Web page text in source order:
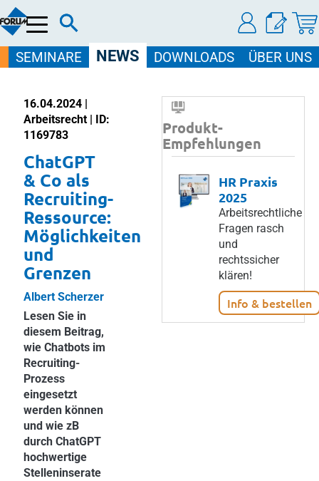
Menü
SEMINARE NEWS DOWNLOADS ÜBER UNS
16.04.2024 |
Arbeitsrecht | ID:
1169783
ChatGPT
& Co als
Recruiting-
Ressource:
Möglichkeiten
und
Grenzen
Albert Scherzer
Lesen Sie in
diesem Beitrag,
wie Chatbots im
Recruiting-
Prozess
eingesetzt
werden können
und wie zB
durch ChatGPT
hochwertige
Stelleninserate
Produkt-
Empfehlungen
HR Praxis
2025
Arbeitsrechtliche
Fragen rasch
und
rechtssicher
klären!
Info & bestellen